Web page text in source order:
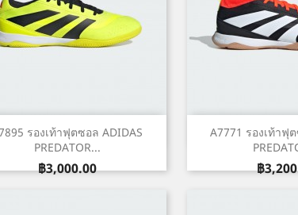
รองเท้าฟุตซอล ADIDAS
PREDATOR...
ราคา
฿3,000.00
เปิดหน้าต่างย่อ
A7771 รองเท้าฟุ
ราคา
฿
เปิดหน้